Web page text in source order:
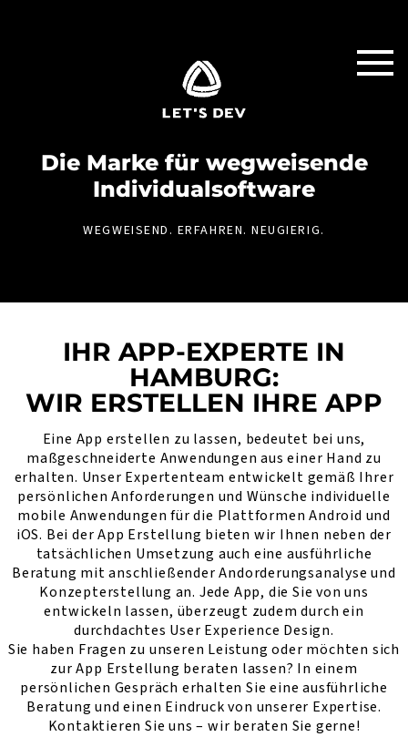
Die Marke für weg­weisende
Individual­software
WEGWEISEND. ERFAHREN. NEUGIERIG.
IHR APP-EXPERTE IN
HAMBURG:
WIR ERSTELLEN IHRE APP
Eine App erstellen zu lassen, bedeutet bei uns,
maßgeschneiderte Anwendungen aus einer Hand zu
erhalten. Unser Expertenteam entwickelt gemäß Ihrer
persönlichen Anforderungen und Wünsche individuelle
mobile Anwendungen für die Plattformen Android und
iOS. Bei der App Erstellung bieten wir Ihnen neben der
tatsächlichen Umsetzung auch eine ausführliche
Beratung mit anschließender Andorderungsanalyse und
Konzepterstellung an. Jede App, die Sie von uns
entwickeln lassen, überzeugt zudem durch ein
durchdachtes User Experience Design.
Sie haben Fragen zu unseren Leistung oder möchten sich
zur App Erstellung beraten lassen? In einem
persönlichen Gespräch erhalten Sie eine ausführliche
Beratung und einen Eindruck von unserer Expertise.
Kontaktieren Sie uns – wir beraten Sie gerne!